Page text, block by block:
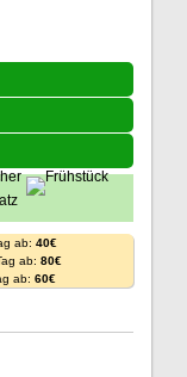
ab: 40€
ab: 80€
ab: 60€